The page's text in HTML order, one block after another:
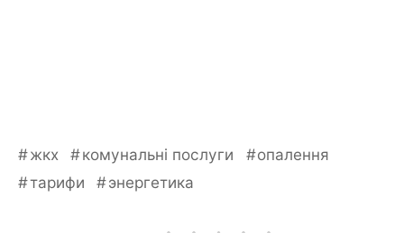
жкх комунальні послуги
опалення
тарифи
энергетика